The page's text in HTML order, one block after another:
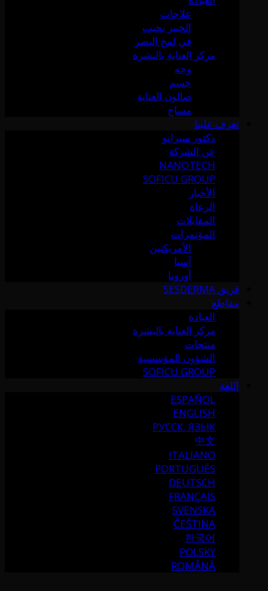
علاجات
الخبير يجيب
في لمح البصر
مركز العناية بالبشرة
وجه
جسم
صالون العناية
مساج
تعرف علينا
دكتور سيرانو
عن الشركة
NANOTECH
SOFICU GROUP
الأخبار
الرعاة
المقابلات
المؤتمرات
الأمريكتين
آسيا
أوروبا
فريق SESDERMA
مقاطع
العيادة
مركز العناية بالبشرة
منتجات
الشؤون المؤسسية
SOFICU GROUP
اللغة
ESPAÑOL
ENGLISH
РУССК. ЯЗЫК
中文
ITALIANO
PORTUGUÉS
DEUTSCH
FRANÇAIS
SVENSKA
ČEŠTINA
한국어
POLSKY
ROMÂNĂ